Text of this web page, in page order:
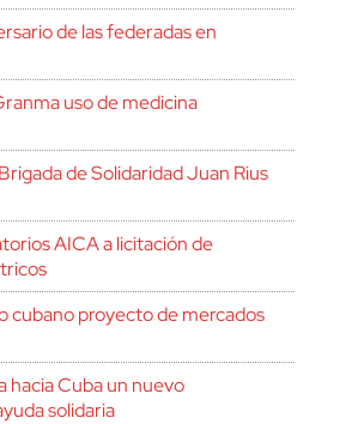
de las federadas en
uso de medicina
de Solidaridad Juan Rius
AICA a licitación de
cubano proyecto de mercados
hacia Cuba un nuevo
solidaria